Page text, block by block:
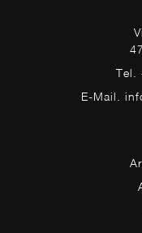
Tel.
E-Mail.